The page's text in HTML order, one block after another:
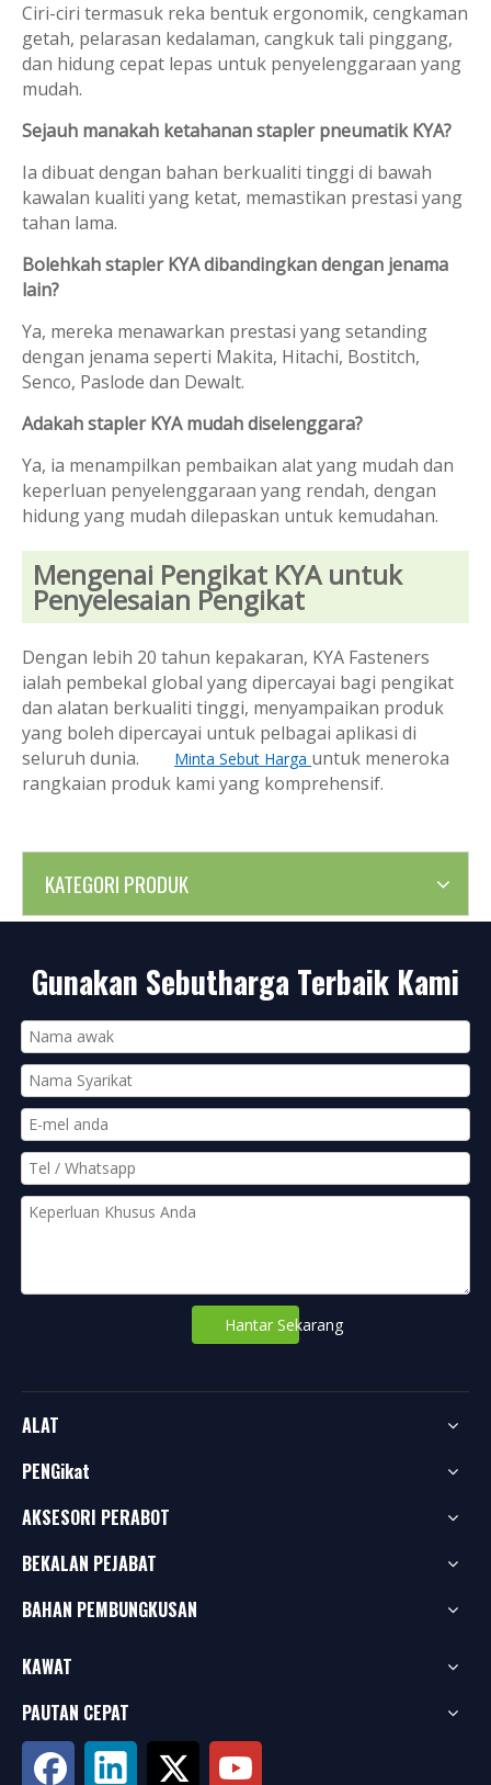
Ciri-ciri termasuk reka bentuk ergonomik, cengkaman
getah, pelarasan kedalaman, cangkuk tali pinggang,
dan hidung cepat lepas untuk penyelenggaraan yang
mudah.
Sejauh manakah ketahanan stapler pneumatik KYA?
Ia dibuat dengan bahan berkualiti tinggi di bawah
kawalan kualiti yang ketat, memastikan prestasi yang
tahan lama.
Bolehkah stapler KYA dibandingkan dengan jenama
lain?
Ya, mereka menawarkan prestasi yang setanding
dengan jenama seperti Makita, Hitachi, Bostitch,
Senco, Paslode dan Dewalt.
Adakah stapler KYA mudah diselenggara?
Ya, ia menampilkan pembaikan alat yang mudah dan
keperluan penyelenggaraan yang rendah, dengan
hidung yang mudah dilepaskan untuk kemudahan.
Mengenai Pengikat KYA untuk
Penyelesaian Pengikat
Dengan lebih 20 tahun kepakaran, KYA Fasteners
ialah pembekal global yang dipercayai bagi pengikat
dan alatan berkualiti tinggi, menyampaikan produk
yang boleh dipercayai untuk pelbagai aplikasi di
seluruh dunia.
Minta Sebut Harga untuk meneroka
rangkaian produk kami yang komprehensif.
KATEGORI PRODUK
Gunakan Sebutharga Terbaik Kami
Hantar Sekarang
ALAT
PENGikat
AKSESORI PERABOT
BEKALAN PEJABAT
BAHAN PEMBUNGKUSAN
KAWAT
PAUTAN CEPAT